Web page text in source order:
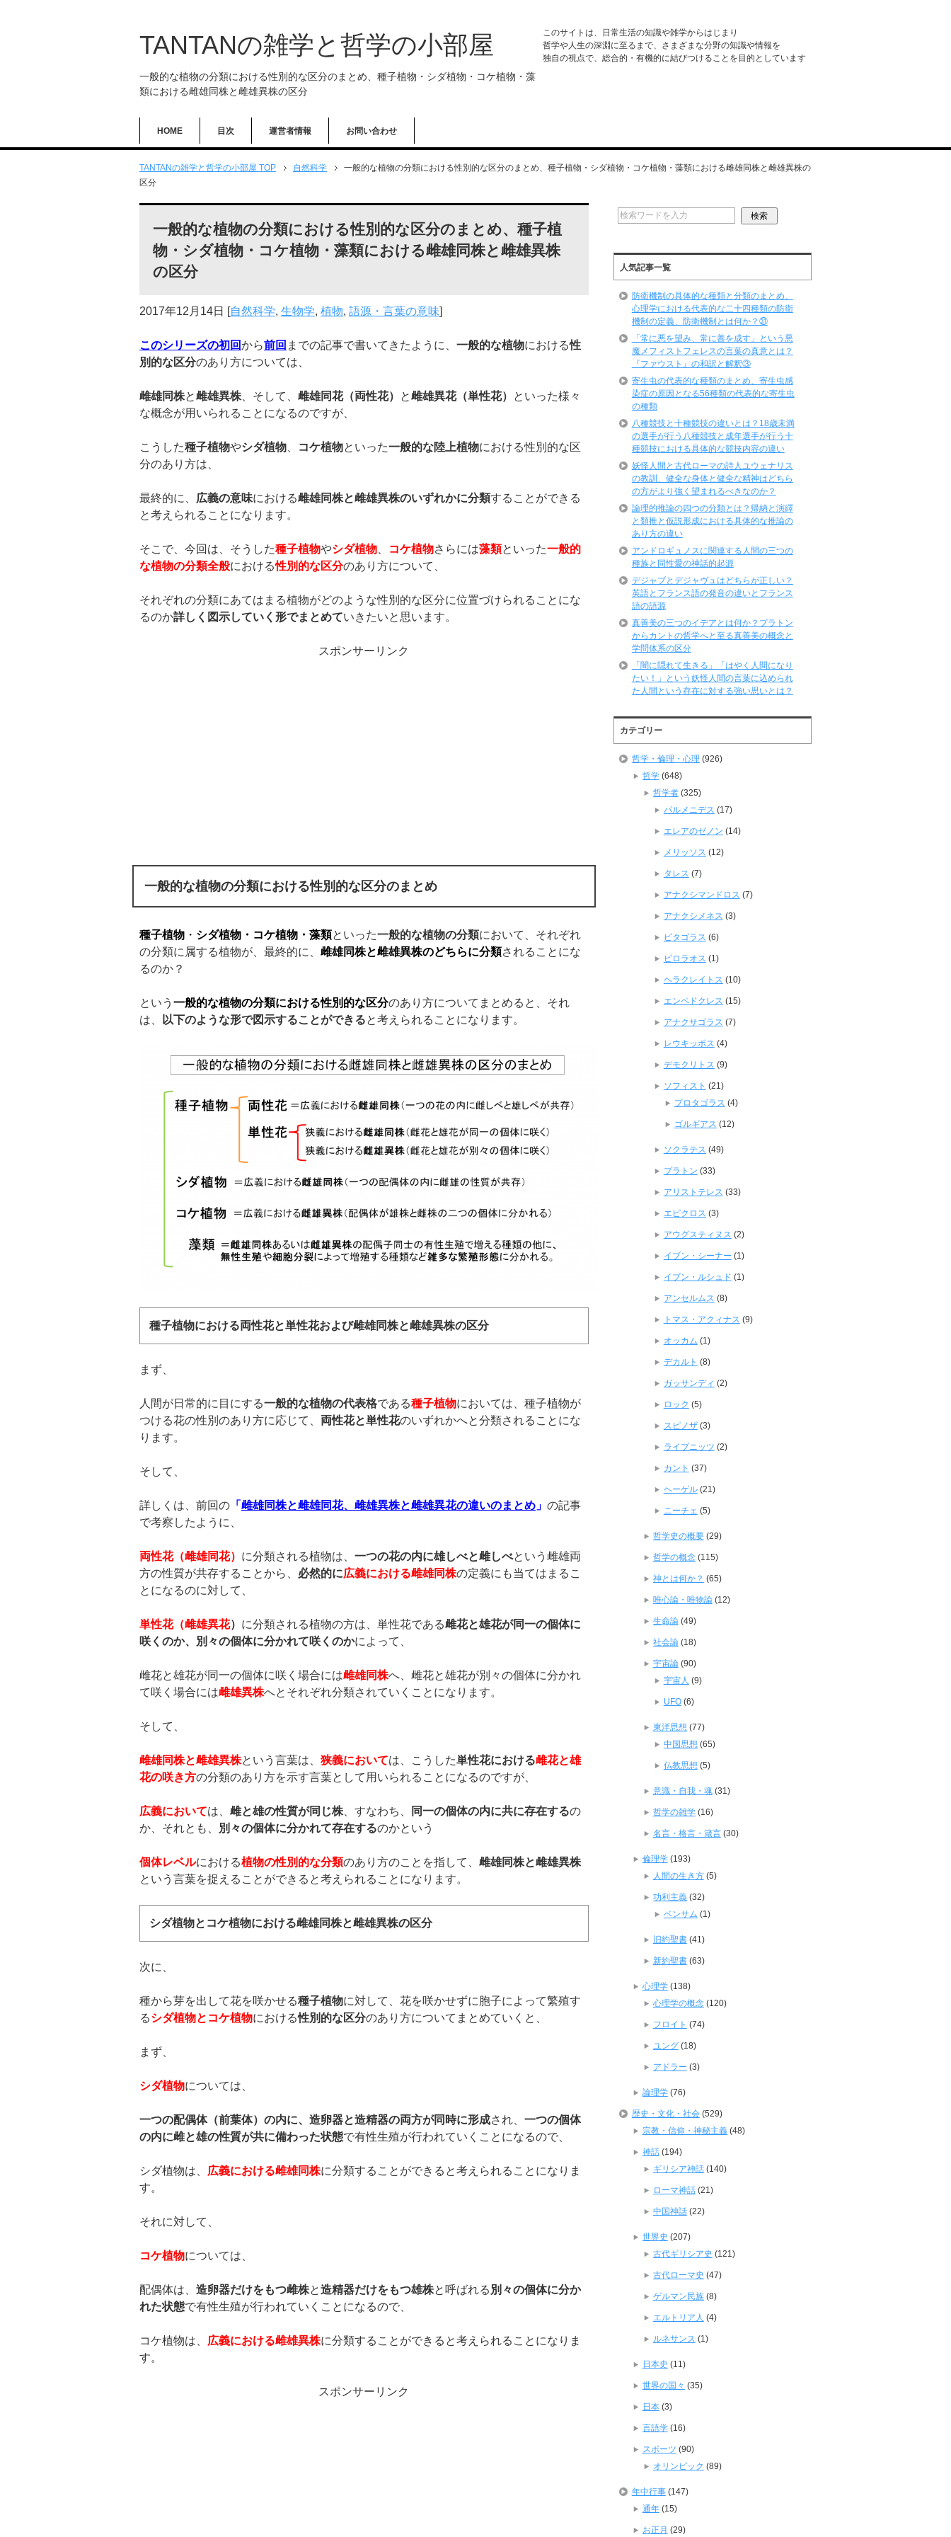
TANTANの雑学と哲学の小部屋
一般的な植物の分類における性別的な区分のまとめ、種子植物・シダ植物・コケ植物・藻
類における雌雄同株と雌雄異株の区分
このサイトは、日常生活の知識や雑学からはじまり
哲学や人生の深淵に至るまで、さまざまな分野の知識や情報を
独自の視点で、総合的・有機的に結びつけることを目的としています
HOME 目次 運営者情報 お問い合わせ
TANTANの雑学と哲学の小部屋 TOP 自然科学
一般的な植物の分類における性別的な区分のまとめ、種子植物・シダ植物・コケ植物・藻類における雌雄同株と雌雄異株の
区分
一般的な植物の分類における性別的な区分のまとめ、種子植
物・シダ植物・コケ植物・藻類における雌雄同株と雌雄異株
の区分
2017年12月14日 [自然科学, 生物学, 植物, 語源・言葉の意味]
このシリーズの初回から前回 までの記事で書いてきたように、 一般的な植物における性
別的な区分のあり方については、
雌雄同株と雌雄異株 、そして、 雌雄同花（両性花） と雌雄異花（単性花）
といった様々
な概念が用いられることになるのですが、
こうした種子植物やシダ植物 コケ植物といった一般的な陸上植物における性別的な区
分のあり方は、
最終的に、 広義の意味における雌雄同株と雌雄異株のいずれかに分類することができる
と考えられることになります。
そこで、今回は、そうした種子植物やシダ植物 コケ植物さらには藻類といった一般的
な植物の分類全般における性別的な区分のあり方について、
それぞれの分類にあてはまる植物がどのような性別的な区分に位置づけられることにな
るのか詳しく図示していく形でまとめていきたいと思います。
スポンサーリンク
一般的な植物の分類における性別的な区分のまとめ
種子植物 ・ シダ植物・コケ植物・藻類といった一般的な植物の分類において、それぞれ
の分類に属する植物が、最終的に、 雌雄同株と雌雄異株のどちらに分類されることにな
るのか？
という 一般的な植物の分類における性別的な区分のあり方についてまとめると、それ
は、
以下のような形で図示することができると考えられることになります。
種子植物における両性花と単性花および雌雄同株と雌雄異株の区分
まず、
人間が日常的に目にする一般的な植物の代表格である種子植物においては、種子植物が
つける花の性別のあり方に応じて、 両性花と単性花のいずれかへと分類されることにな
ります。
そして、
詳しくは、前回の 「 雌雄同株と雌雄同花、雌雄異株と雌雄異花の違いのまとめ 」 の記事
で考察したように、
両性花（雌雄同花） に分類される植物は、 一つの花の内に雄しべと雌しべという雌雄両
方の性質が共存することから、 必然的に広義における雌雄同株の定義にも当てはまるこ
とになるのに対して、
単性花（雌雄異花） に分類される植物の方は、単性花である雌花と雄花が同一の個体に
咲くのか、別々の個体に分かれて咲くのかによって、
雌花と雄花が同一の個体に咲く場合には雌雄同株へ、雌花と雄花が別々の個体に分かれ
て咲く場合には雌雄異株へとそれぞれ分類されていくことになります。
そして、
雌雄同株と雌雄異株という言葉は、 狭義においては、こうした単性花における雌花と雄
花の咲き方の分類のあり方を示す言葉として用いられることになるのですが、
広義においては、 雌と雄の性質が同じ株 、すなわち、 同一の個体の内に共に存在するの
か、それとも、
別々の個体に分かれて存在するのかという
個体レベルにおける植物の性別的な分類のあり方のことを指して、 雌雄同株と雌雄異株
という言葉を捉えることができると考えられることになります。
シダ植物とコケ植物における雌雄同株と雌雄異株の区分
次に、
種から芽を出して花を咲かせる種子植物に対して、花を咲かせずに胞子によって繁殖す
るシダ植物とコケ植物における性別的な区分のあり方についてまとめていくと、
まず、
シダ植物については、
一つの配偶体（前葉体）の内に、造卵器と造精器の両方が同時に形成され、 一つの個体
の内に雌と雄の性質が共に備わった状態で有性生殖が行われていくことになるので、
シダ植物は、 広義における雌雄同株に分類することができると考えられることになりま
す。
それに対して、
コケ植物については、
配偶体は、 造卵器だけをもつ雌株と造精器だけをもつ雄株と呼ばれる 別々の個体に分か
れた状態で有性生殖が行われていくことになるので、
コケ植物は、 広義における雌雄異株に分類することができると考えられることになりま
す。
スポンサーリンク
人気記事一覧
防衛機制の具体的な種類と分類のまとめ、
心理学における代表的な二十四種類の防衛
機制の定義、防衛機制とは何か？㉛
「常に悪を望み、常に善を成す」という悪
魔メフィストフェレスの言葉の真意とは？
『ファウスト』の和訳と解釈③
寄生虫の代表的な種類のまとめ、寄生虫感
染症の原因となる56種類の代表的な寄生虫
の種類
八種競技と十種競技の違いとは？18歳未満
の選手が行う八種競技と成年選手が行う十
種競技における具体的な競技内容の違い
妖怪人間と古代ローマの詩人ユウェナリス
の教訓、健全な身体と健全な精神はどちら
の方がより強く望まれるべきなのか？
論理的推論の四つの分類とは？帰納と演繹
と類推と仮説形成における具体的な推論の
あり方の違い
アンドロギュノスに関連する人間の三つの
種族と同性愛の神話的起源
デジャブとデジャヴュはどちらが正しい？
英語とフランス語の発音の違いとフランス
語の語源
真善美の三つのイデアとは何か？プラトン
からカントの哲学へと至る真善美の概念と
学問体系の区分
「闇に隠れて生きる」「はやく人間になり
たい！」という妖怪人間の言葉に込められ
た人間という存在に対する強い思いとは？
カテゴリー
哲学・倫理・心理 (926)
哲学(648)
哲学者(325)
パルメニデス (17)
エレアのゼノン (14)
メリッソス (12)
タレス (7)
アナクシマンドロス (7)
アナクシメネス (3)
ピタゴラス (6)
ピロラオス (1)
ヘラクレイトス (10)
エンペドクレス (15)
アナクサゴラス (7)
レウキッポス (4)
デモクリトス (9)
ソフィスト (21)
プロタゴラス (4)
ゴルギアス (12)
ソクラテス (49)
プラトン (33)
アリストテレス (33)
エピクロス (3)
アウグスティヌス (2)
イブン・シーナー (1)
イブン・ルシュド (1)
アンセルムス (8)
トマス・アクィナス (9)
オッカム (1)
デカルト (8)
ガッサンディ (2)
ロック (5)
スピノザ(3)
ライプニッツ (2)
カント (37)
ヘーゲル(21)
ニーチェ (5)
哲学史の概要(29)
哲学の概念(115)
神とは何か？ (65)
唯心論・唯物論(12)
生命論(49)
社会論(18)
宇宙論(90)
宇宙人 (9)
UFO(6)
東洋思想 (77)
中国思想 (65)
仏教思想 (5)
意識・自我・魂(31)
哲学の雑学(16)
名言・格言・箴言(30)
倫理学(193)
人間の生き方(5)
功利主義(32)
ベンサム (1)
旧約聖書(41)
新約聖書(63)
心理学(138)
心理学の概念(120)
フロイト (74)
ユング(18)
アドラー (3)
論理学(76)
歴史・文化・社会(529)
宗教・信仰・神秘主義(48)
神話(194)
ギリシア神話(140)
ローマ神話(21)
中国神話(22)
世界史 (207)
古代ギリシア史 (121)
古代ローマ史 (47)
ゲルマン民族(8)
エルトリア人 (4)
ルネサンス (1)
日本史 (11)
世界の国々 (35)
日本(3)
言語学(16)
スポーツ (90)
オリンピック (89)
年中行事(147)
通年(15)
お正月 (29)